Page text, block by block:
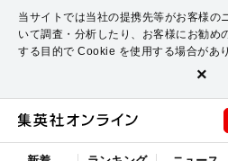
当サイトでは当社の提携先等がお客様の
いて調査・分析したり、お客様にお勧め
する目的で Cookie を使用する場合があり
×